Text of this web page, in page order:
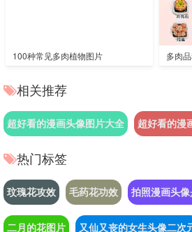
100种常见多肉植物图片 多肉
相关推荐
超好看的漫画头像图片大全 超好看的漫
热门标签
玟瑰花攻效 毛药花功效 拍照漫画头
二月的花图片 又仙又丧的女生头像二次